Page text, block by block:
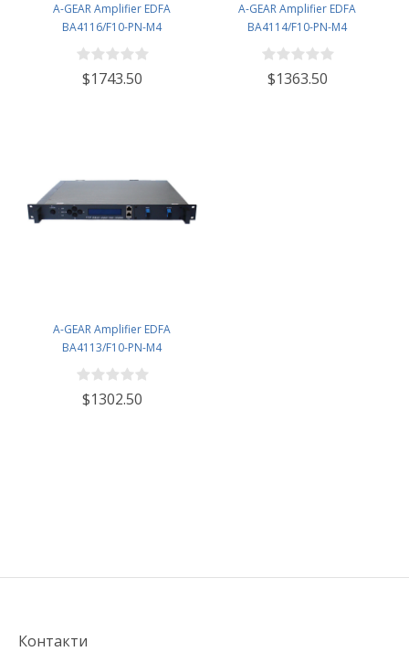
A-GEAR Amplifier EDFA
BA4116/F10-PN-M4
$1743.50
A-GEAR Amplifier EDFA
BA4114/F10-PN-M4
$1363.50
A-GEAR Amplifier EDFA
BA4113/F10-PN-M4
$1302.50
Контакти